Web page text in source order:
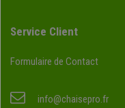
Service Client
Formulaire de Contact
info@chaisepro.fr